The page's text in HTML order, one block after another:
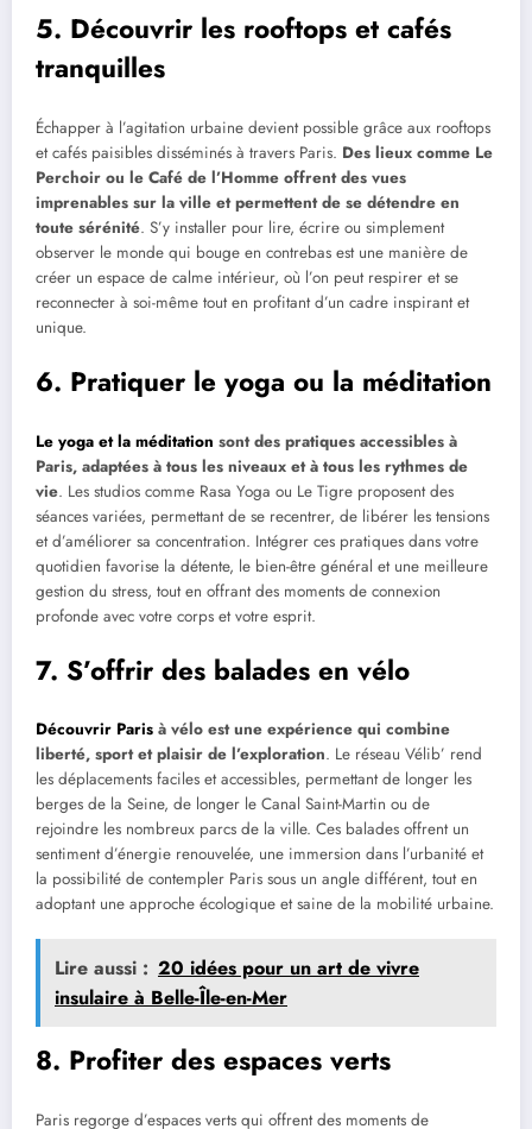
5. Découvrir les rooftops et cafés
tranquilles
Échapper à l’agitation urbaine devient possible grâce aux rooftops
et cafés paisibles disséminés à travers Paris. Des lieux comme Le
Perchoir ou le Café de l’Homme offrent des vues
imprenables sur la ville et permettent de se détendre en
toute sérénité. S’y installer pour lire, écrire ou simplement
observer le monde qui bouge en contrebas est une manière de
créer un espace de calme intérieur, où l’on peut respirer et se
reconnecter à soi-même tout en profitant d’un cadre inspirant et
unique.
6. Pratiquer le yoga ou la méditation
Le yoga et la méditation sont des pratiques accessibles à
Paris, adaptées à tous les niveaux et à tous les rythmes de
vie. Les studios comme Rasa Yoga ou Le Tigre proposent des
séances variées, permettant de se recentrer, de libérer les tensions
et d’améliorer sa concentration. Intégrer ces pratiques dans votre
quotidien favorise la détente, le bien-être général et une meilleure
gestion du stress, tout en offrant des moments de connexion
profonde avec votre corps et votre esprit.
7. S’offrir des balades en vélo
Découvrir Paris à vélo est une expérience qui combine
liberté, sport et plaisir de l’exploration. Le réseau Vélib’ rend
les déplacements faciles et accessibles, permettant de longer les
berges de la Seine, de longer le Canal Saint-Martin ou de
rejoindre les nombreux parcs de la ville. Ces balades offrent un
sentiment d’énergie renouvelée, une immersion dans l’urbanité et
la possibilité de contempler Paris sous un angle différent, tout en
adoptant une approche écologique et saine de la mobilité urbaine.
Lire aussi : 20 idées pour un art de vivre
insulaire à Belle-Île-en-Mer
8. Profiter des espaces verts
Paris regorge d’espaces verts qui offrent des moments de